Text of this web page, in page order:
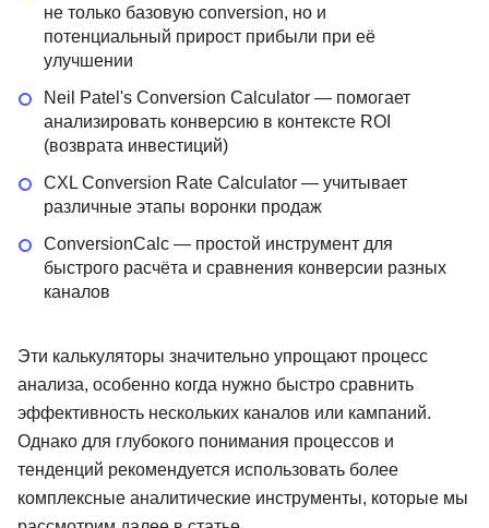
не только базовую conversion, но и
потенциальный прирост прибыли при её
улучшении
Neil Patel's Conversion Calculator — помогает
анализировать конверсию в контексте ROI
(возврата инвестиций)
CXL Conversion Rate Calculator — учитывает
различные этапы воронки продаж
ConversionCalc — простой инструмент для
быстрого расчёта и сравнения конверсии разных
каналов
Эти калькуляторы значительно упрощают процесс
анализа, особенно когда нужно быстро сравнить
эффективность нескольких каналов или кампаний.
Однако для глубокого понимания процессов и
тенденций рекомендуется использовать более
комплексные аналитические инструменты, которые мы